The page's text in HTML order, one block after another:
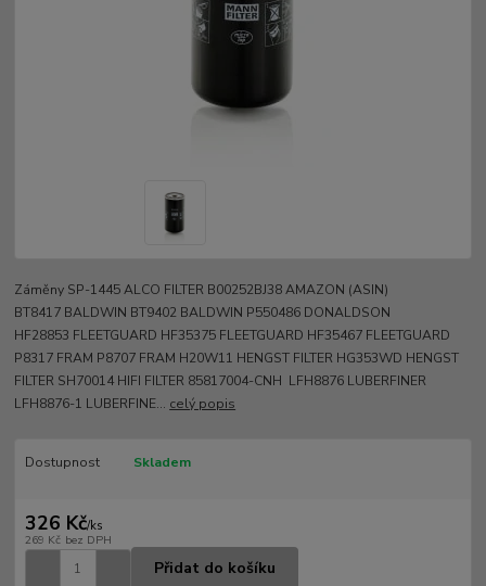
Záměny SP-1445 ALCO FILTER B00252BJ38 AMAZON (ASIN)
BT8417 BALDWIN BT9402 BALDWIN P550486 DONALDSON
HF28853 FLEETGUARD HF35375 FLEETGUARD HF35467 FLEETGUARD
P8317 FRAM P8707 FRAM H20W11 HENGST FILTER HG353WD HENGST
FILTER SH70014 HIFI FILTER 85817004-CNH LFH8876 LUBERFINER
LFH8876-1 LUBERFINE... celý popis
Dostupnost Skladem
326 Kč/ks
269 Kč bez DPH
Přidat do košíku